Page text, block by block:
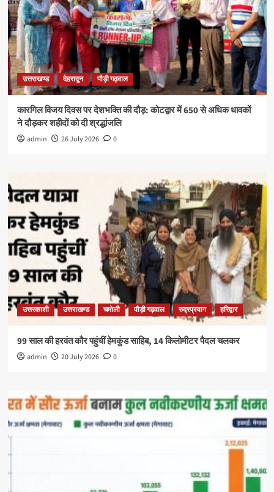
उत्तराखण्ड देहरादून पौड़ी गढ़वाल
कारगिल विजय दिवस पर देशभक्ति की दौड़: कोटद्वार में 650 से अधिक धावकों
ने दौड़कर शहीदों को दी श्रद्धांजलि
admin 26 July 2026 0
उत्तरकाशी उत्तराखण्ड चमोली पौड़ी गढ़वाल रुद्रप्रयाग हरिद्वार
99 साल की हरवंत कौर पहुंचीं हेमकुंड साहिब, 14 किलोमीटर पैदल चलकर
admin 20 July 2026 0